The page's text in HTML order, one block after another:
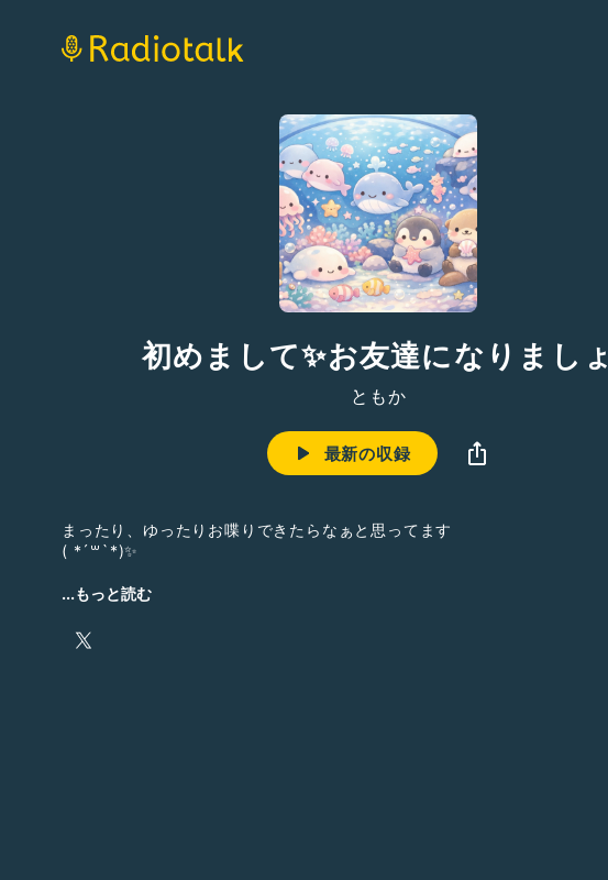
初めまして✨お友達になりましょ
݁ともか
最新の収録
まったり、ゆったりお喋りできたらなぁと思ってます
( *´꒳`*)✨
2026.3.29→ルーキーフェス2位
...もっと読む